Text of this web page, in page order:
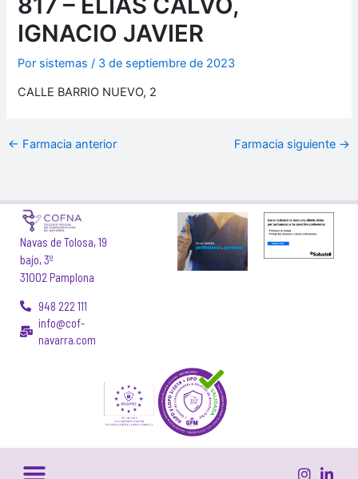
IGNACIO JAVIER
Por sistemas/ 3 de septiembre de 2023
CALLE BARRIO NUEVO, 2
← Farmacia anterior Farmacia siguiente →
Navas de Tolosa, 19
bajo, 3º
31002 Pamplona
948 222 111
info@cof-
navarra.com